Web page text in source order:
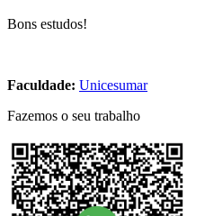
Bons estudos!​
Faculdade: Unicesumar
Fazemos o seu trabalho